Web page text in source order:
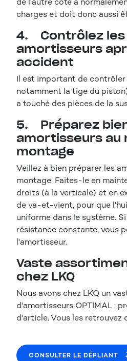
charges et doit donc aussi
4. Contrôlez les
amortisseurs
accident
Il est important de
notamment la tige du
a touché des pièces de la
5. Préparez
amortisseurs au
montage
Veillez à bien préparer les
montage. Faites-le en
droits (à la verticale) et en
de va-et-vient, pour que
uniforme dans le système.
résistance constante, vous
l'amortisseur.
Vaste
chez LKQ
Nous avons chez LKQ un
d'amortisseurs OPTIMAL :
d'article. Vous les retrouvez
CONSULTER LE DÉPLIANT